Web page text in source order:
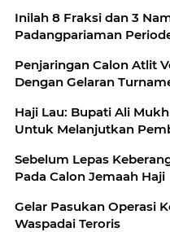
Inilah 8 Fraksi dan 3
Padangpariaman
Penjaringan Calon Atlit
Dengan Gelaran
Haji Lau: Bupati Ali
Untuk Melanjutkan
Sebelum Lepas
Pada Calon Jemaah Haji
Gelar Pasukan Operasi
Waspadai Teroris